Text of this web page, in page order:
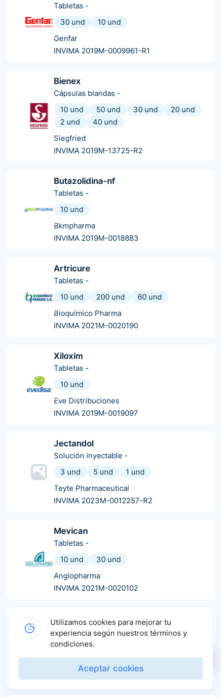
Tabletas -
30 und
10 und
Genfar
INVIMA 2019M-0009961-R1
Bienex
Cápsulas blandas -
10 und
50 und 30 und
20 und
2 und
40 und
Siegfried
INVIMA 2019M-13725-R2
Butazolidina-nf
Tabletas -
10 und
Bkmpharma
INVIMA 2019M-0018883
Artricure
Tabletas -
10 und
200 und
60 und
Bioquímico Pharma
INVIMA 2021M-0020190
Xiloxim
Tabletas -
10 und
Eve Distribuciones
INVIMA 2019M-0019097
Jectandol
Solución inyectable -
3 und
5 und
1 und
Teyte Pharmaceutical
INVIMA 2023M-0012257-R2
Mevican
Tabletas -
10 und
30 und
Anglopharma
INVIMA 2021M-0020102
Meprogal
Tabletas-
10 und
Coopidrogas
INVIMA 2022M-0009134-R1
Utilizamos cookies para mejorar tu
experiencia según nuestros términos y
condiciones.
Aceptar cookies